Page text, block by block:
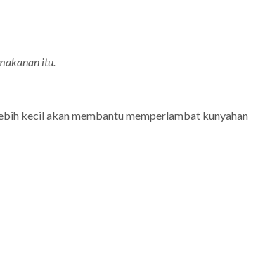
itu.
kecil akan membantu memperlambat kunyahan